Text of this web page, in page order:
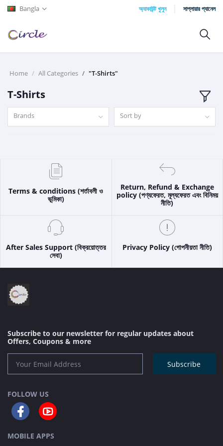
Bangla অ্যাকাউন্ট খুলুন সাপ্লায়ার প্যানেল
Home All Categories "T-Shirts"
T-Shirts
Brands Sort by
Terms & conditions (শর্তাবলী ও
ভূমিকা)
Return, Refund & Exchange
policy (পণ্যফেরত, মূল্যফেরত এবং বিনিময়
নীতি)
After Sales Support (বিক্রয়োত্তর
সেবা)
Privacy Policy (গোপনীয়তা নীতি)
Subscribe to our newsletter for regular updates about
Offers, Coupons & more
Subscribe
FOLLOW US
MOBILE APPS